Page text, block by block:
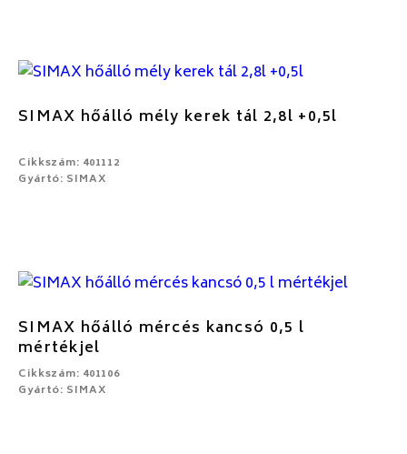
SIMAX hőálló mély kerek tál 2,8l +0,5l
Cikkszám: 401112
Gyártó: SIMAX
SIMAX hőálló mércés kancsó 0,5 l
mértékjel
Cikkszám: 401106
Gyártó: SIMAX